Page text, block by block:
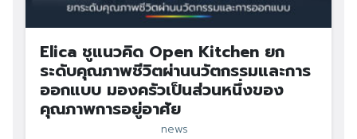
Elica ชูแนวคิด Open Kitchen ยก
ระดับคุณภาพชีวิตผ่านนวัตกรรมและการ
ออกแบบ มองครัวเป็นส่วนหนึ่งของ
คุณภาพการอยู่อาศัย
news